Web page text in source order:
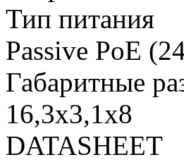
Тип питания
Passive PoE
Габаритные
16,3х3,1х8
DATASHEET